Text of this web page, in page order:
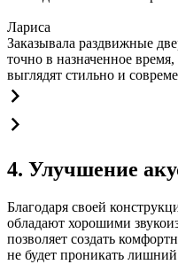
Лариса
Заказывала раздвижные
точно в назначенное
выглядят стильно и
4. Улучшение
Благодаря своей
обладают хорошими
позволяет создать
не будет проникать